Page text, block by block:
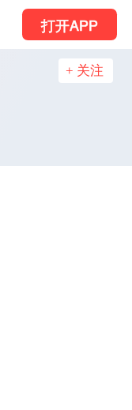
打开APP
+ 关注